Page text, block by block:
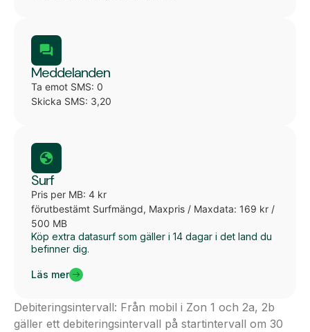
Meddelanden
Ta emot SMS: 0
Skicka SMS: 3,20
Surf
Pris per MB: 4 kr
förutbestämt Surfmängd, Maxpris / Maxdata: 169 kr /
500 MB
Köp extra datasurf som gäller i 14 dagar i det land du
befinner dig.
Läs mer
Debiteringsintervall: Från mobil i Zon 1 och 2a, 2b
gäller ett debiteringsintervall på startintervall om 30